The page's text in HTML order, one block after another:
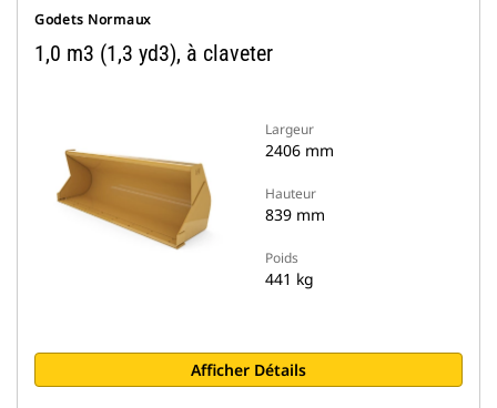
Godets Normaux
1,0 m3 (1,3 yd3), à claveter
Largeur
2406 mm
Hauteur
839 mm
Poids
441 kg
Afficher Détails